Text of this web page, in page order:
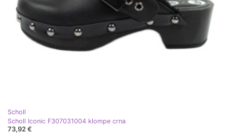
Scholl
Scholl Iconic F307031004 klompe crna
73,92 €